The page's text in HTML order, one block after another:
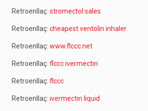
Retroenllaç: stromectol sales
Retroenllaç: cheapest ventolin inhaler
Retroenllaç: www.flccc.net
Retroenllaç: flccc ivermectin
Retroenllaç: flccc
Retroenllaç: ivermectin liquid